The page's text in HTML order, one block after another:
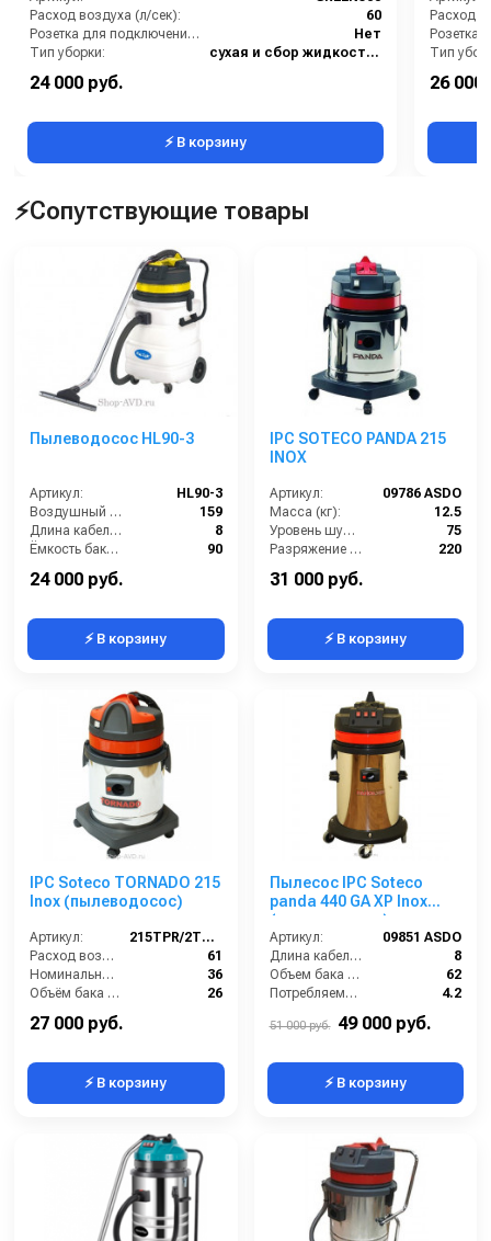
Расход воздуха (л/сек):
60
Розетка для подключения инструмента:
Нет
Тип уборки:
сухая и сбор жидкостей
Материал бака:
24 000 руб.
⚡ В корзину
Расход
Тип
26 000
⚡Сопутствующие товары
Пылеводосос HL90-3
Артикул:
HL90-3
Воздушный поток (л/сек):
159
Длина кабеля (м):
8
Ёмкость бака (л):
90
Сила всасывания (мбар):
24 000 руб.
⚡ В корзину
IPC SOTECO PANDA 215
INOX
Артикул:
09786 ASDO
Масса (кг):
12.5
Уровень шума (дБ):
75
Разряжение (мБар):
220
Размеры (ДхШхВ):
31 000 руб.
⚡ В корзину
IPC Soteco TORNADO 215
Inox (пылеводосос)
Артикул:
215TPR/2TORN215
Расход воздуха (л/сек):
61
Номинальный диаметр принадлежностей (мм):
36
Объём бака (л):
26
27 000 руб.
⚡ В корзину
Пылесос IPC Soteco
panda 440 GA XP Inox
(пылеводосос)
Артикул:
09851 ASDO
Длина кабеля (м):
8
Объем бака (л):
62
Потребляемая мощность (кВт):
4.2
51 000 руб. 49 000 руб.
⚡ В корзину